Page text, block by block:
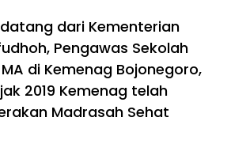
dari Kementerian
Pengawas Sekolah
di Kemenag Bojonegoro,
2019 Kemenag telah
Madrasah Sehat